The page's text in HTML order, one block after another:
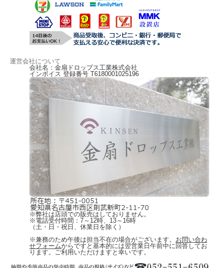
運営会社について
会社名：金扇ドロップス工業株式会社
インボイス 登録番号 T6180001025196
※弊社は店頭での販売はしておりません。
※電話受付時間：7～12時、13～16時
（土・日・祝日、休業日を除く）
※兼務のため午後は担当不在の場合がございます。 お問い合わ
せフォームからですと基本的には翌営業日午前中に回答してお
ります。ご利用いただけますと幸いです。